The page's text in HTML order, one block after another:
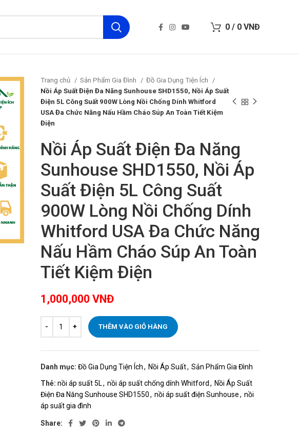
0 / 0 VNĐ
Trang chủ Sản Phẩm Gia Đình
Đồ Gia Dụng Tiện Ích
Nồi Áp Suất Điện Đa Năng Sunhouse SHD1550, Nồi Áp Suất
Điện 5L Công Suất 900W Lòng Nồi Chống Dính Whitford
USA Đa Chức Năng Nấu Hầm Cháo Súp An Toàn Tiết Kiệm
Điện
Nồi Áp Suất Điện Đa Năng
Sunhouse SHD1550, Nồi Áp
Suất Điện 5L Công Suất
900W Lòng Nồi Chống Dính
Whitford USA Đa Chức Năng
Nấu Hầm Cháo Súp An Toàn
Tiết Kiệm Điện
1,000,000 VNĐ
THÊM VÀO GIỎ HÀNG
Danh mục: Đồ Gia Dụng Tiện Ích, Nồi Áp Suất, Sản Phẩm Gia Đình
Thẻ: nồi áp suất 5L, nồi áp suất chống dính Whitford , Nồi Áp Suất
Điện Đa Năng Sunhouse SHD1550, nồi áp suất điện Sunhouse, nồi
áp suất gia đình
Share: